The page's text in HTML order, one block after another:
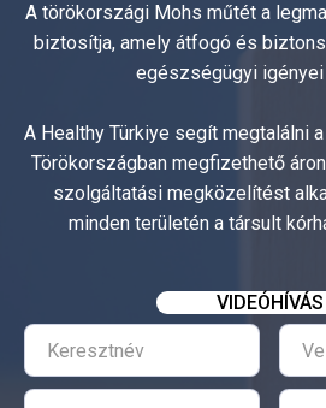
n
t
A törökországi Mohs műtét a
biztosítja, amely átfogó és
egészségügyi igényei
A Healthy Türkiye segít megtalálni
Törökországban megfizethető
szolgáltatási megközelítést
minden területén a társult
VIDEÓHÍVÁS